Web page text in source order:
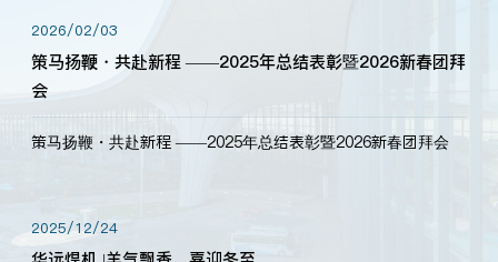
2026/02/03
策马扬鞭・共赴新程 ——2025年总结表彰暨2026新春团拜
会
策马扬鞭・共赴新程 ——2025年总结表彰暨2026新春团拜会
2025/12/24